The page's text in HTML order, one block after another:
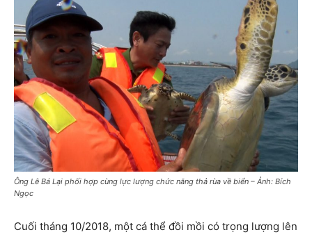
Ông Lê Bá Lại phối hợp cùng lực lượng chức năng thả rùa về biển – Ảnh: Bích
Ngọc
Cuối tháng 10/2018, một cá thể đồi mồi có trọng lượng lên